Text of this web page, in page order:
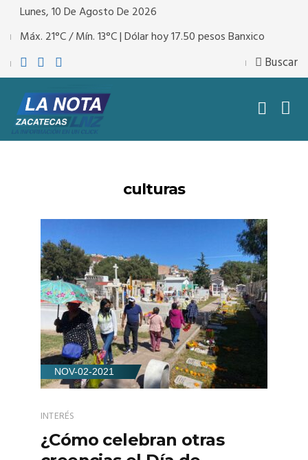
Lunes, 10 De Agosto De 2026
Máx. 21°C / Mín. 13°C | Dólar hoy 17.50 pesos Banxico
Buscar
culturas
NOV-02-2021
INTERÉS
¿Cómo celebran otras